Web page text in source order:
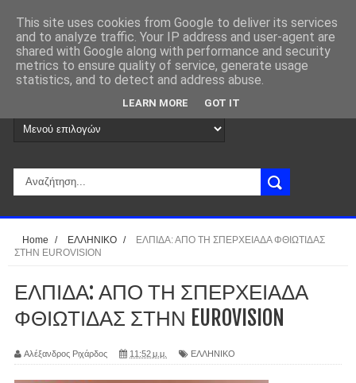
Home / ΕΛΛΗΝΙΚΟ /
ΕΛΠΙΔΑ: ΑΠΟ ΤΗ ΣΠΕΡΧΕΙΑΔΑ ΦΘΙΩΤΙΔΑΣ
ΣΤΗΝ EUROVISION
ΕΛΠΙΔΑ: ΑΠΟ ΤΗ ΣΠΕΡΧΕΙΑΔΑ
ΦΘΙΩΤΙΔΑΣ ΣΤΗΝ EUROVISION
Αλέξανδρος Ριχάρδος 11:52 μ.μ. ΕΛΛΗΝΙΚΟ
This site uses cookies from Google to deliver its services
and to analyze traffic. Your IP address and user-agent are
shared with Google along with performance and security
metrics to ensure quality of service, generate usage
statistics, and to detect and address abuse.
LEARN MORE GOT IT